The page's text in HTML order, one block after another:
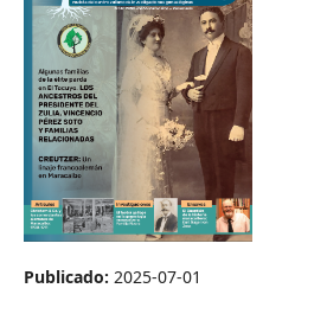
Publicado: 2025-07-01